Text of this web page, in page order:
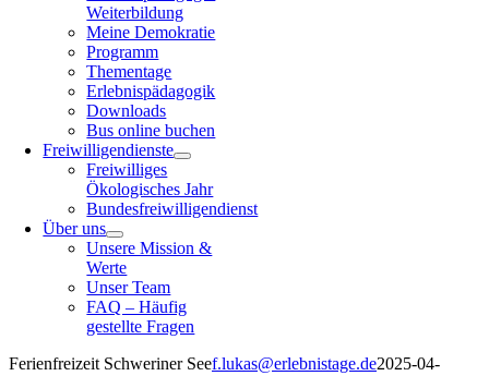
Weiterbildung
Meine Demokratie
Programm
Thementage
Erlebnispädagogik
Downloads
Bus online buchen
Freiwilligendienste
Freiwilliges
Ökologisches Jahr
Bundesfreiwilligendienst
Über uns
Unsere Mission &
Werte
Unser Team
FAQ – Häufig
gestellte Fragen
Ferienfreizeit Schweriner Seef.lukas@erlebnistage.de2025-04-